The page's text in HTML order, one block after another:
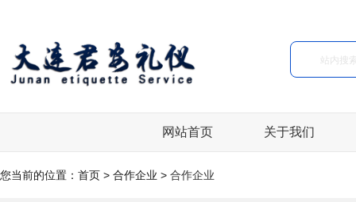
网站首页 关于我们
您当前的位置： 首页 > 合作企业 > 合作企业